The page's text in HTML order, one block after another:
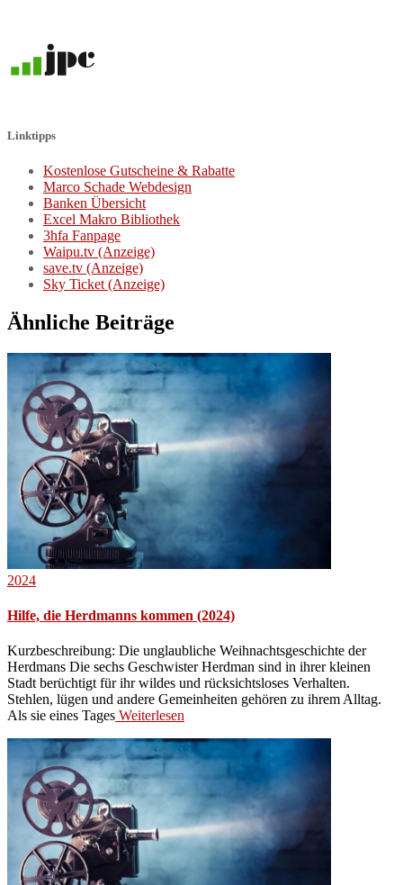
Linktipps
Kostenlose Gutscheine & Rabatte
Marco Schade Webdesign
Banken Übersicht
Excel Makro Bibliothek
3hfa Fanpage
Waipu.tv (Anzeige)
save.tv (Anzeige)
Sky Ticket (Anzeige)
Ähnliche Beiträge
2024
Hilfe, die Herdmanns kommen (2024)
Kurzbeschreibung: Die unglaubliche Weihnachtsgeschichte der
Herdmans Die sechs Geschwister Herdman sind in ihrer kleinen
Stadt berüchtigt für ihr wildes und rücksichtsloses Verhalten.
Stehlen, lügen und andere Gemeinheiten gehören zu ihrem Alltag.
Als sie eines Tages Weiterlesen